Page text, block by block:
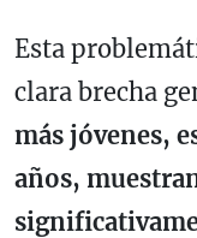
Esta
clara brecha
más jóvenes,
años,